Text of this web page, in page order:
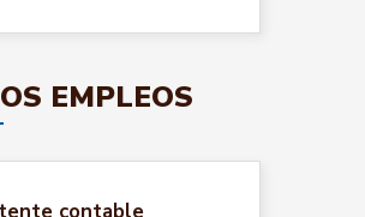
EMPLEOS